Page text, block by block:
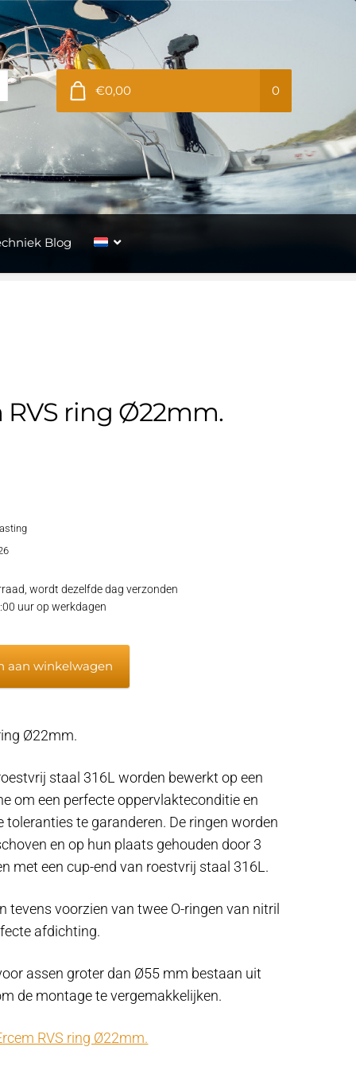
€0,00 0
Blog
RVS ring Ø22mm.
wordt dezelfde dag verzonden
uur op werkdagen
aan winkelwagen
Ø22mm.
staal 316L worden bewerkt op een
om een ​​perfecte oppervlakteconditie en
toleranties te garanderen. De ringen worden
en op hun plaats gehouden door 3
met een cup-end van roestvrij staal 316L.
tevens voorzien van twee O-ringen van nitril
afdichting.
assen groter dan Ø55 mm bestaan ​​uit
de montage te vergemakkelijken.
RVS ring Ø22mm.